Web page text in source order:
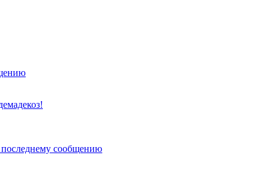
сообщению